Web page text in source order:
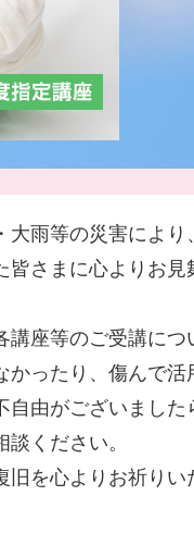
大雨等の災害により
皆さまに心よりお見
講座等のご受講につ
かったり、傷んで活
自由がございました
ください。
旧を心よりお祈りい